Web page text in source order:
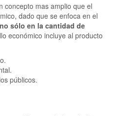
concepto mas amplio que el
dado que se enfoca en el
sólo en la cantidad de
económico incluye al producto
públicos.